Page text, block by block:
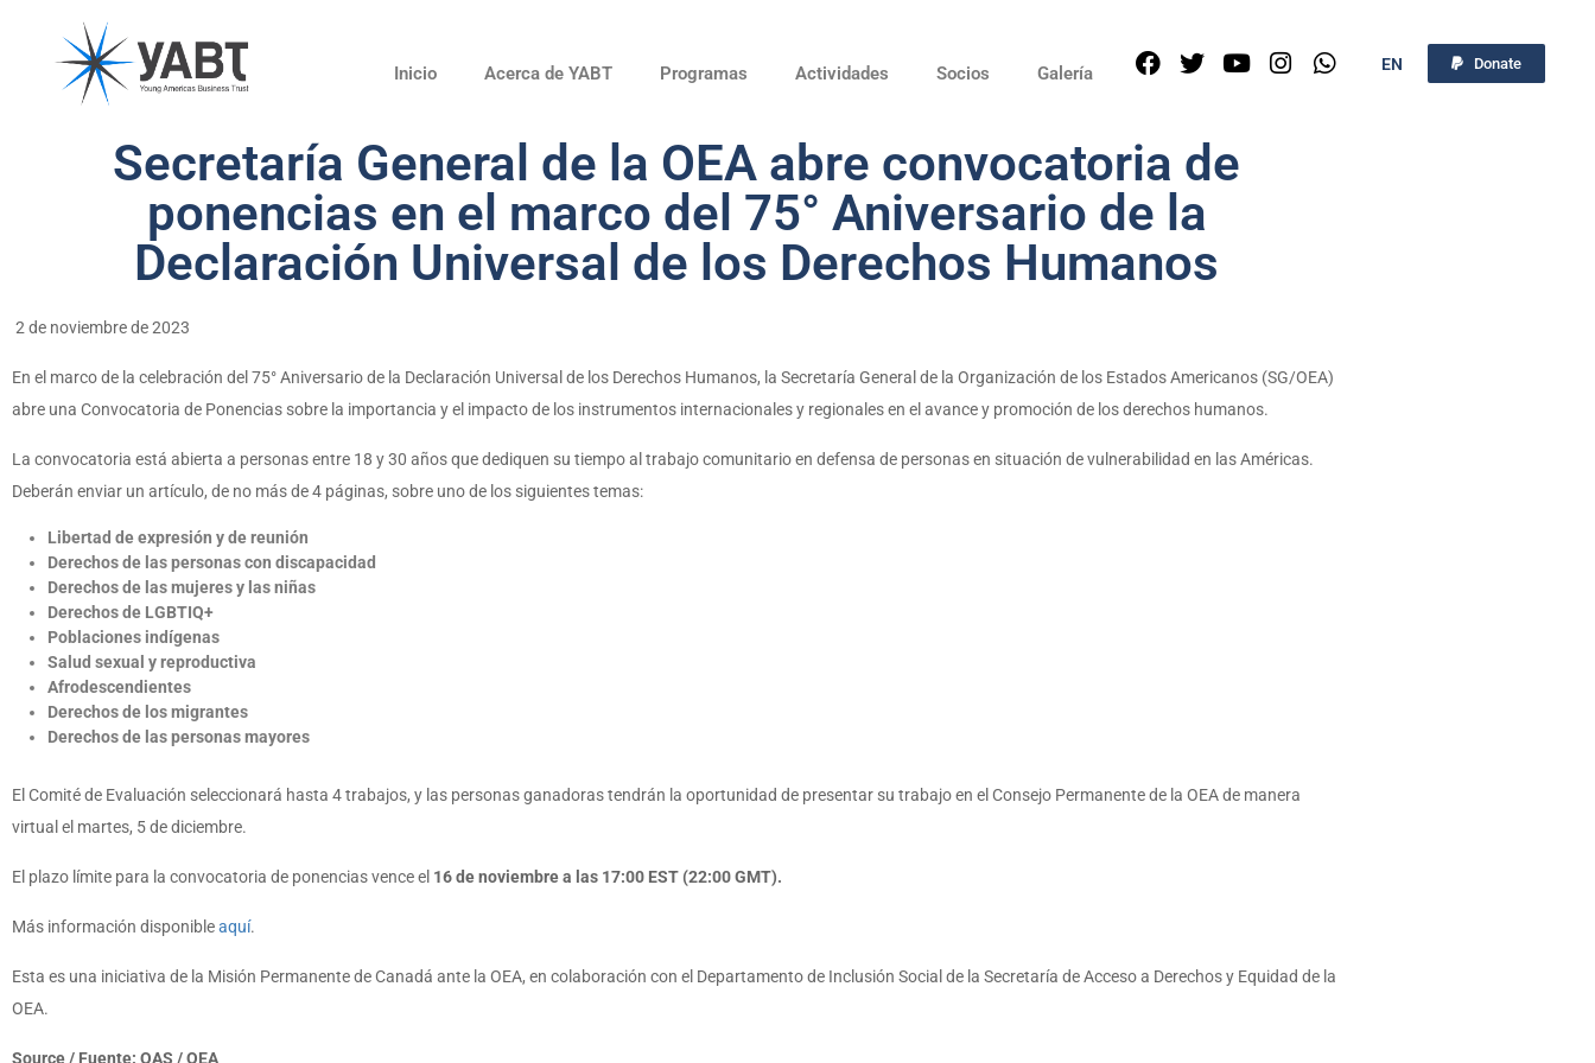
Inicio Acerca de YABT Programas Actividades Socios Galería EN Donate
Secretaría General de la OEA abre convocatoria de
ponencias en el marco del 75° Aniversario de la
Declaración Universal de los Derechos Humanos
2 de noviembre de 2023
En el marco de la celebración del 75° Aniversario de la Declaración Universal de los Derechos Humanos, la Secretaría General de la Organización de los Estados Americanos (SG/OEA)
abre una Convocatoria de Ponencias sobre la importancia y el impacto de los instrumentos internacionales y regionales en el avance y promoción de los derechos humanos.
La convocatoria está abierta a personas entre 18 y 30 años que dediquen su tiempo al trabajo comunitario en defensa de personas en situación de vulnerabilidad en las Américas.
Deberán enviar un artículo, de no más de 4 páginas, sobre uno de los siguientes temas:
Libertad de expresión y de reunión
Derechos de las personas con discapacidad
Derechos de las mujeres y las niñas
Derechos de LGBTIQ+
Poblaciones indígenas
Salud sexual y reproductiva
Afrodescendientes
Derechos de los migrantes
Derechos de las personas mayores
El Comité de Evaluación seleccionará hasta 4 trabajos, y las personas ganadoras tendrán la oportunidad de presentar su trabajo en el Consejo Permanente de la OEA de manera
virtual el martes, 5 de diciembre.
El plazo límite para la convocatoria de ponencias vence el 16 de noviembre a las 17:00 EST (22:00 GMT).
Más información disponibleaquí.
Esta es una iniciativa de la Misión Permanente de Canadá ante la OEA, en colaboración con el Departamento de Inclusión Social de la Secretaría de Acceso a Derechos y Equidad de la
OEA.
Source / Fuente: OAS / OEA